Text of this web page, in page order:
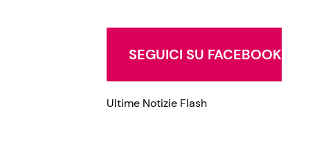
SEGUICI SU FACEBOOK
Ultime Notizie Flash